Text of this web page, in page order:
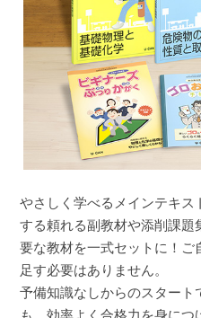
やさしく学べるメインテキス
する頼れる副教材や添削課
要な教材を一式セットに！ご
足す必要はありません。
予備知識なしからのスター
も、効率よく合格力を身につ